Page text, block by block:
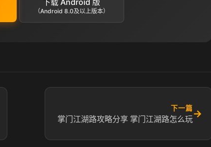
下载 Android 版
（Android 8.0及以上版本）
下一篇
掌门江湖路攻略分享 掌门江湖路怎么玩→